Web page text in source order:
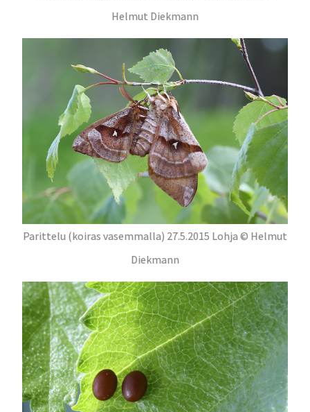
Helmut Diekmann
Parittelu (koiras vasemmalla) 27.5.2015 Lohja © Helmut
Diekmann